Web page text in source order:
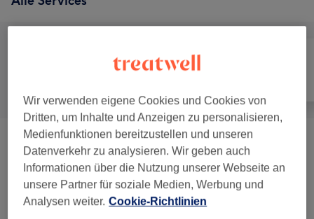
Damen - Sugaring (10) ab 20 €
Gesichtsbehandlungen (3) ab 80 €
Wir verwenden eigene Cookies und Cookies von
Dritten, um Inhalte und Anzeigen zu personalisieren,
Medienfunktionen bereitzustellen und unseren
Datenverkehr zu analysieren. Wir geben auch
Informationen über die Nutzung unserer Webseite an
unsere Partner für soziale Medien, Werbung und
Analysen weiter. Cookie-Richtlinien